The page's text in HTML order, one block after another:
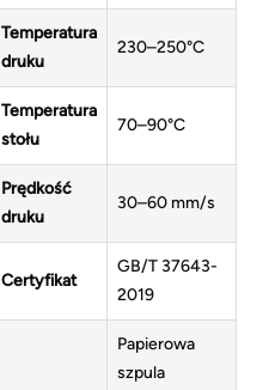
Temperatura
druku
230–250°C
Temperatura
stołu
70–90°C
Prędkość
druku
30–60 mm/s
Certyfikat
GB/T 37643-
2019
Papierowa
szpula